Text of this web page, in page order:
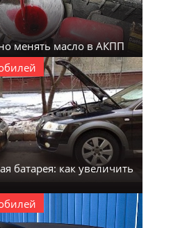
менять масло в АКПП
батарея: как увеличить